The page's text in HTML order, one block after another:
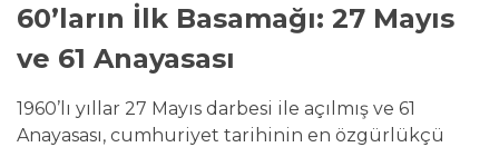
60’ların İlk Basamağı: 27 Mayıs
ve 61 Anayasası
1960’lı yıllar 27 Mayıs darbesi ile açılmış ve 61
Anayasası, cumhuriyet tarihinin en özgürlükçü